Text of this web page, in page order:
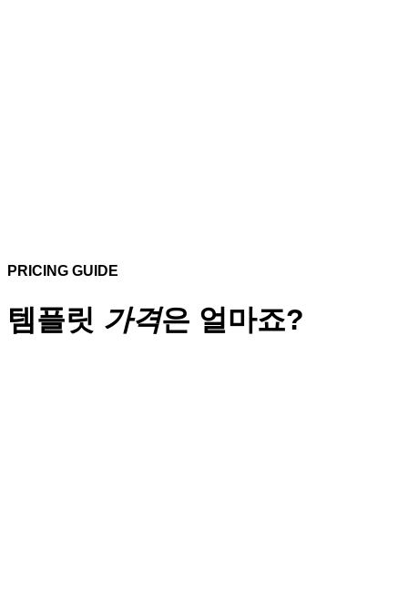
PRICING GUIDE
템플릿 가격은 얼마죠?